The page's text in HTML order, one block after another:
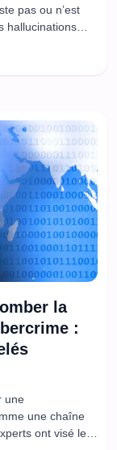
pas ou n’est
hallucinations
la machine. Le
la
:
une
une chaîne
ont visé les